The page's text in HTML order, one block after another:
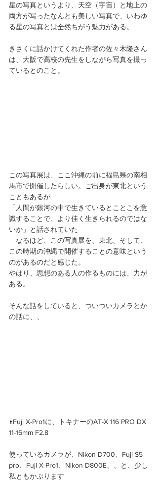
星の写真というより、天空（宇宙）と地上の
両方が写ったなんとも美しい写真で、いわゆ
る星の写真とは全然ちがう魅力がある。
きさくに話かけてくれた作者の佐々木隆さん
は、大阪で高校の先生をしながら写真を撮っ
ているとのこと。
この写真展は、ここ沖縄の前に福島県の南相
馬市で開催したらしい。ご出身が東北という
こともあるが
「人間が銀河の中で生きているとことこを意
識することで、より佳く生きられるのではな
いか」と話されていた
なるほど、この写真展を、東北、そして、
この時期の沖縄で開催することの意味という
のがあるのだと感じた。
やはり、思想のある人の作るものには、力が
ある。
そんな話をしていると、ついついカメラとか
の話に、、
↑Fuji X-Pro1に、トキナーのAT-X 116 PRO DX
11-16mm F2.8
使っているカメラが、Nikon D700、Fuji S5
pro、Fuji X-Pro1、Nikon D800E、、と、少し
私ともかぶります